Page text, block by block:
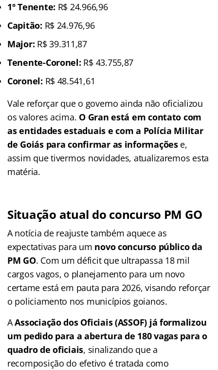
1º Tenente: R$ 24.966,96
Capitão: R$ 24.976,96
Major: R$ 39.311,87
Tenente-Coronel: R$ 43.755,87
Coronel: R$ 48.541,61
Vale reforçar que o governo ainda não oficializou
os valores acima. O Gran está em contato com
as entidades estaduais e com a Polícia Militar
de Goiás para confirmar as informaçõese,
assim que tivermos novidades, atualizaremos esta
matéria.
Situação atual do concurso PM GO
A notícia de reajuste também aquece as
expectativas para um novo concurso público da
PM GO. Com um déficit que ultrapassa 18 mil
cargos vagos, o planejamento para um novo
certame está em pauta para 2026, visando reforçar
o policiamento nos municípios goianos.
AAssociação dos Oficiais (ASSOF) já formalizou
um pedido para a abertura de 180 vagas para o
quadro de oficiais, sinalizando que a
recomposição do efetivo é tratada como